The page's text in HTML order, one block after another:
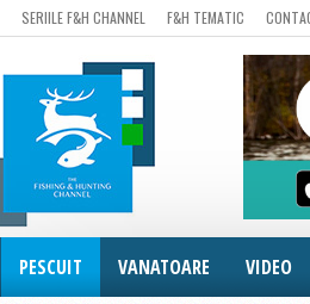
SERIILE F&H CHANNEL F&H TEMATIC
PESCUIT VANATOARE VIDEO